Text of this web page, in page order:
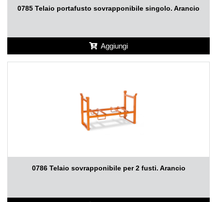
0785 Telaio portafusto sovrapponibile singolo. Arancio
Aggiungi
0786 Telaio sovrapponibile per 2 fusti. Arancio